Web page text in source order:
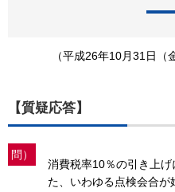
（平成26年10月31日（
【質疑応答】
問）
消費税率10％の引き上
た、いわゆる点検会合